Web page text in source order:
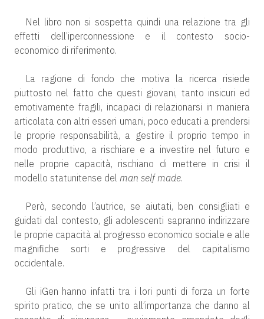
Nel libro non si sospetta quindi una relazione tra gli
effetti dell’iperconnessione e il contesto socio-
economico di riferimento.
La ragione di fondo che motiva la ricerca risiede
piuttosto nel fatto che questi giovani, tanto insicuri ed
emotivamente fragili, incapaci di relazionarsi in maniera
articolata con altri esseri umani, poco educati a prendersi
le proprie responsabilità, a gestire il proprio tempo in
modo produttivo, a rischiare e a investire nel futuro e
nelle proprie capacità, rischiano di mettere in crisi il
modello statunitense del man self made.
Però, secondo l’autrice, se aiutati, ben consigliati e
guidati dal contesto, gli adolescenti sapranno indirizzare
le proprie capacità al progresso economico sociale e alle
magnifiche sorti e progressive del capitalismo
occidentale.
Gli iGen hanno infatti tra i lori punti di forza un forte
spirito pratico, che se unito all’importanza che danno al